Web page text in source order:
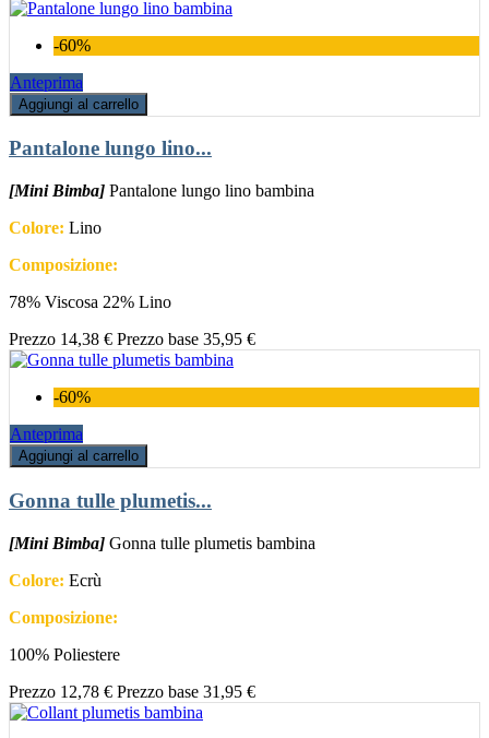
-60%
Anteprima
Aggiungi al carrello
Pantalone lungo lino...
[Mini Bimba] Pantalone lungo lino bambina
Colore: Lino
Composizione:
78% Viscosa 22% Lino
Prezzo 14,38 € Prezzo base 35,95 €
-60%
Anteprima
Aggiungi al carrello
Gonna tulle plumetis...
[Mini Bimba] Gonna tulle plumetis bambina
Colore: Ecrù
Composizione:
100% Poliestere
Prezzo 12,78 € Prezzo base 31,95 €